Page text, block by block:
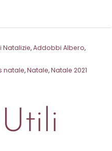
Natalizie,Addobbi Albero,
natale,Natale,Natale 2021